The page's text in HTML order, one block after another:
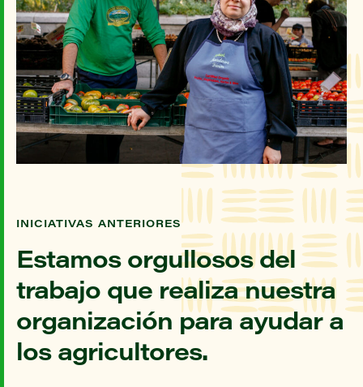
INICIATIVAS ANTERIORES
Estamos orgullosos del
trabajo que realiza nuestra
organización para ayudar a
los agricultores.